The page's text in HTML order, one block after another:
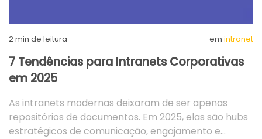
2min de leitura em intranet
7 Tendências para Intranets Corporativas
em 2025
As intranets modernas deixaram de ser apenas
repositórios de documentos. Em 2025, elas são hubs
estratégicos de comunicação, engajamento e…